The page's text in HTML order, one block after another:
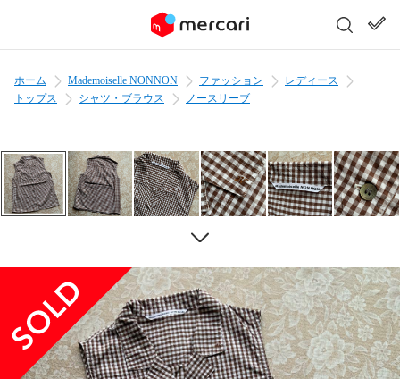
ホーム Mademoiselle NONNON ファッション
レディース
トップス
シャツ・ブラウス ノースリーブ